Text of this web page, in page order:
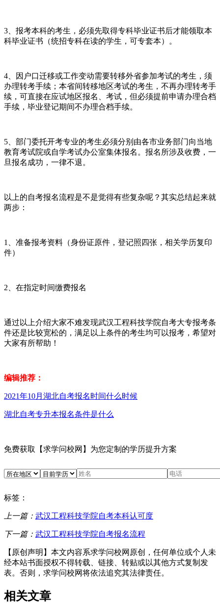
3、报考本科的考生，必须先取得专科毕业证书后才能领取本
科毕业证书（统招专科在读的学生，可专套本）。
4、因户口迁移或工作变动需要转移外省参加考试的考生，须
办理转考手续；本省间转移地区考试的考生，不再办理转考手
续，可直接在应试地区报名、考试，但必须提前申请办理合档
手续，毕业登记期间不办理合档手续。
5、部门委托开考专业的考生必须分别由各市业务部门向当地
教育考试院或自学考试办公室集体报名。报名所涉及收费，一
旦报名成功，一律不退。
以上的自考报名流程是不是觉得有些复杂呢？其实总结起来就
两步：
1、准备报考资料（身份证原件，登记照四张，相关学历复印
件）
2、在指定时间缴费报名
通过以上介绍大家不难发现武汉工程科技学院自考大专报考条
件还是比较宽松的，满足以上条件的考生均可以报考，希望对
大家有所帮助！
编辑推荐：
2021年10月湖北自考报名时间什么时候
湖北自考专升本报名条件是什么
免费获取 【求学问校网】 为您定制的学历提升方案
标签：
上一篇： 武汉工程科技学院自考本科认可度
下一篇： 武汉工程科技学院自考报名流程
【原创声明】本文内容系求学问校网原创，任何单位或个人未
经本站书面授权不得转载、链接、转贴或以其他方式复制发
表。否则，求学问校网将依法追究其法律责任。
相关文章